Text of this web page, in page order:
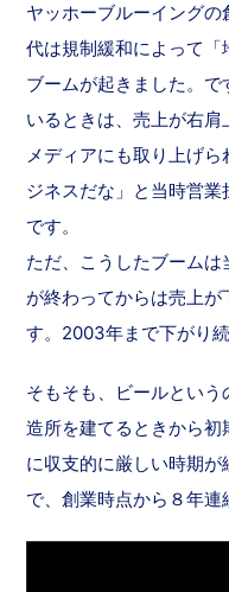
ヤッホーブルーイング
代は規制緩和によって
ブームが起きました。
いるときは、売上が右
メディアにも取り上げ
ジネスだな」と当時営業
です。
ただ、こうしたブーム
が終わってからは売上
す。2003年まで下がり続
そもそも、ビールとい
造所を建てるときから
に収支的に厳しい時期
で、創業時点から８年連